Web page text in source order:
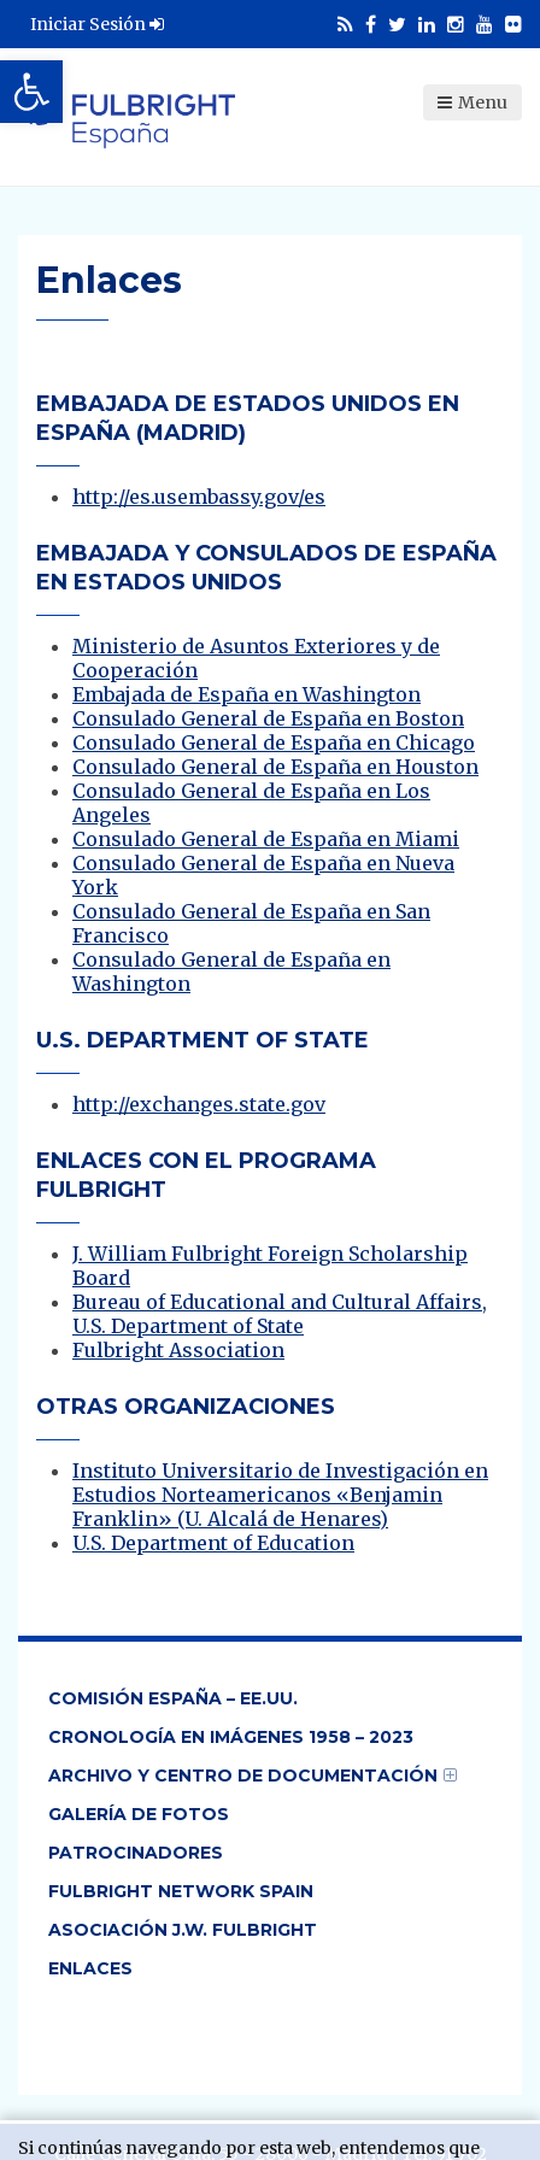
Abrir barra de herramientas
Iniciar Sesión
Menu
Enlaces
EMBAJADA DE ESTADOS UNIDOS EN
ESPAÑA (MADRID)
http://es.usembassy.gov/es
EMBAJADA Y CONSULADOS DE ESPAÑA
EN ESTADOS UNIDOS
Ministerio de Asuntos Exteriores y de
Cooperación
Embajada de España en Washington
Consulado General de España en Boston
Consulado General de España en Chicago
Consulado General de España en Houston
Consulado General de España en Los
Angeles
Consulado General de España en Miami
Consulado General de España en Nueva
York
Consulado General de España en San
Francisco
Consulado General de España en
Washington
U.S. DEPARTMENT OF STATE
http://exchanges.state.gov
ENLACES CON EL PROGRAMA
FULBRIGHT
J. William Fulbright Foreign Scholarship
Board
Bureau of Educational and Cultural Affairs,
U.S. Department of State
Fulbright Association
OTRAS ORGANIZACIONES
Instituto Universitario de Investigación en
Estudios Norteamericanos «Benjamin
Franklin» (U. Alcalá de Henares)
U.S. Department of Education
COMISIÓN ESPAÑA – EE.UU.
CRONOLOGÍA EN IMÁGENES 1958 – 2023
ARCHIVO Y CENTRO DE DOCUMENTACIÓN
GALERÍA DE FOTOS
PATROCINADORES
FULBRIGHT NETWORK SPAIN
ASOCIACIÓN J.W. FULBRIGHT
ENLACES
Calle General Oráa, 55 - 28006 - Madrid | Tel:91 702
Si continúas navegando por esta web, entendemos que